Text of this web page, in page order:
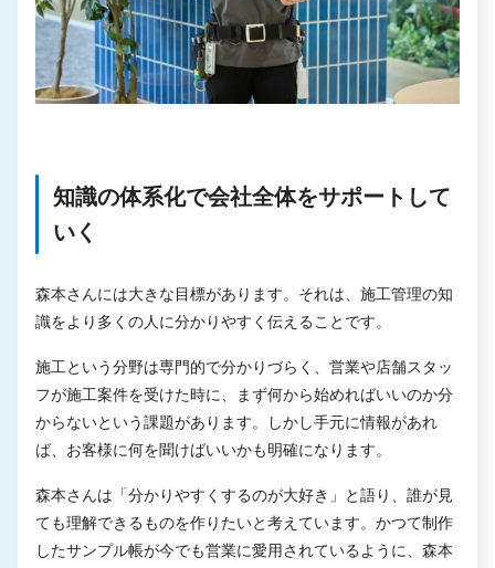
知識の体系化で会社全体をサポートして
いく
森本さんには大きな目標があります。それは、施工管理の知
識をより多くの人に分かりやすく伝えることです。
施工という分野は専門的で分かりづらく、営業や店舗スタッ
フが施工案件を受けた時に、まず何から始めればいいのか分
からないという課題があります。しかし手元に情報があれ
ば、お客様に何を聞けばいいかも明確になります。
森本さんは「分かりやすくするのが大好き」と語り、誰が見
ても理解できるものを作りたいと考えています。かつて制作
したサンプル帳が今でも営業に愛用されているように、森本